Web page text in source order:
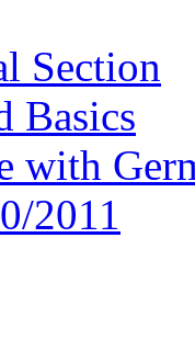
Section
Basics
with
2011